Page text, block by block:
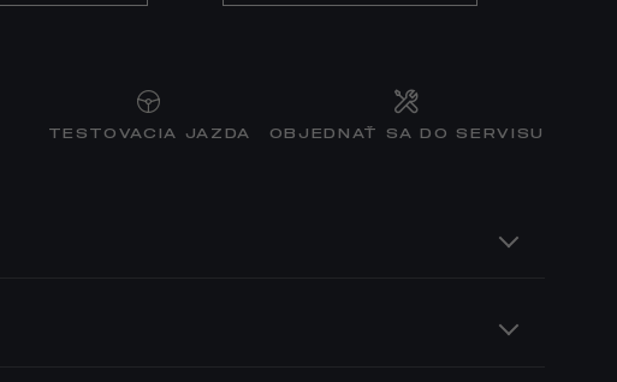
TESTOVACIA JAZDA OBJEDNAŤ SA DO SERVISU